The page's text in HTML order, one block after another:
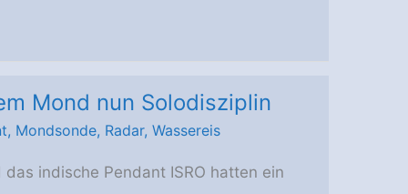
Mond nun Solodisziplin
, Mondsonde, Radar, Wassereis
indische Pendant ISRO hatten ein